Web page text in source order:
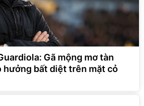
Gã mộng mơ tàn
hưởng bất diệt trên mặt cỏ